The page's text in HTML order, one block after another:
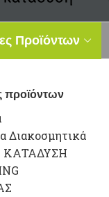
Προϊόντων
προϊόντων
Διακοσμητικά